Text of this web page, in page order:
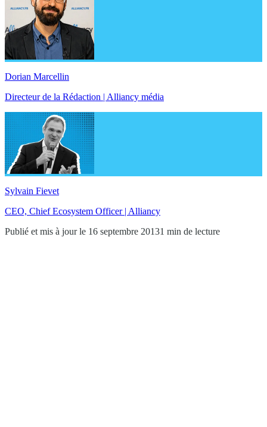
Dorian Marcellin
Directeur de la Rédaction | Alliancy média
Sylvain Fievet
CEO, Chief Ecosystem Officer | Alliancy
Publié et mis à jour le 16 septembre 20131 min de lecture